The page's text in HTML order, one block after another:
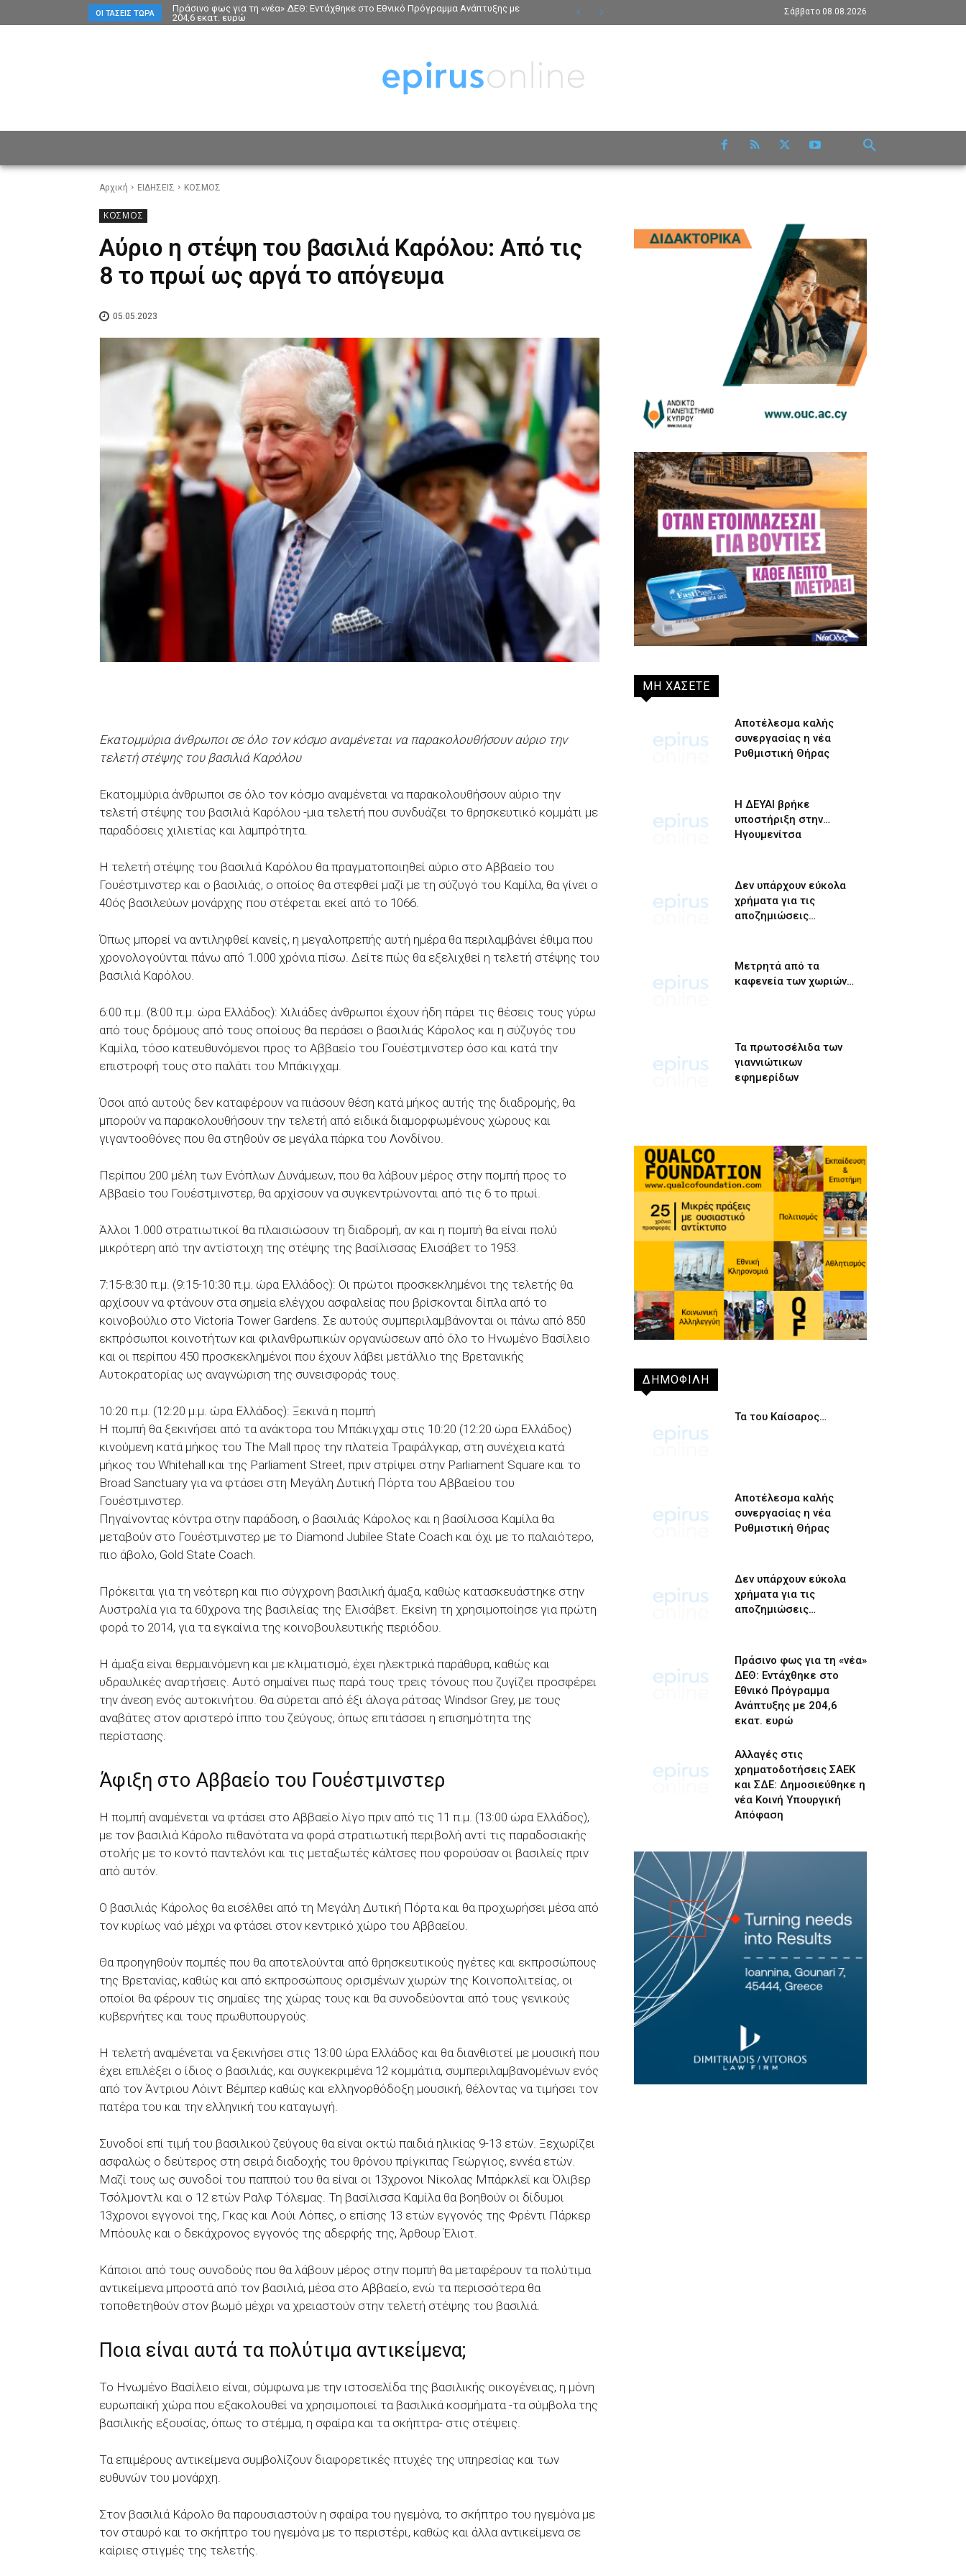
ΟΙ ΤΆΣΕΙΣ ΤΏΡΑ
Πράσινο φως για τη «νέα» ΔΕΘ: Εντάχθηκε στο Εθνικό Πρόγραμμα Ανάπτυξης με
204,6 εκατ. ευρώ
Σάββατο 08.08.2026
Αρχική ΕΙΔΗΣΕΙΣ ΚΟΣΜΟΣ
ΚΟΣΜΟΣ
Αύριο η στέψη του βασιλιά Καρόλου: Από τις
8 το πρωί ως αργά το απόγευμα
05.05.2023
Εκατομμύρια άνθρωποι σε όλο τον κόσμο αναμένεται να παρακολουθήσουν αύριο την
τελετή στέψης του βασιλιά Καρόλου
Εκατομμύρια άνθρωποι σε όλο τον κόσμο αναμένεται να παρακολουθήσουν αύριο την
τελετή στέψης του βασιλιά Καρόλου -μια τελετή που συνδυάζει το θρησκευτικό κομμάτι με
παραδόσεις χιλιετίας και λαμπρότητα.
Η τελετή στέψης του βασιλιά Καρόλου θα πραγματοποιηθεί αύριο στο Αββαείο του
Γουέστμινστερ και ο βασιλιάς, ο οποίος θα στεφθεί μαζί με τη σύζυγό του Καμίλα, θα γίνει ο
40ός βασιλεύων μονάρχης που στέφεται εκεί από το 1066.
Όπως μπορεί να αντιληφθεί κανείς, η μεγαλοπρεπής αυτή ημέρα θα περιλαμβάνει έθιμα που
χρονολογούνται πάνω από 1.000 χρόνια πίσω. Δείτε πώς θα εξελιχθεί η τελετή στέψης του
βασιλιά Καρόλου.
6:00 π.μ. (8:00 π.μ. ώρα Ελλάδος): Χιλιάδες άνθρωποι έχουν ήδη πάρει τις θέσεις τους γύρω
από τους δρόμους από τους οποίους θα περάσει ο βασιλιάς Κάρολος και η σύζυγός του
Καμίλα, τόσο κατευθυνόμενοι προς το Αββαείο του Γουέστμινστερ όσο και κατά την
επιστροφή τους στο παλάτι του Μπάκιγχαμ.
Όσοι από αυτούς δεν καταφέρουν να πιάσουν θέση κατά μήκος αυτής της διαδρομής, θα
μπορούν να παρακολουθήσουν την τελετή από ειδικά διαμορφωμένους χώρους και
γιγαντοοθόνες που θα στηθούν σε μεγάλα πάρκα του Λονδίνου.
Περίπου 200 μέλη των Ενόπλων Δυνάμεων, που θα λάβουν μέρος στην πομπή προς το
Αββαείο του Γουέστμινστερ, θα αρχίσουν να συγκεντρώνονται από τις 6 το πρωί.
Άλλοι 1.000 στρατιωτικοί θα πλαισιώσουν τη διαδρομή, αν και η πομπή θα είναι πολύ
μικρότερη από την αντίστοιχη της στέψης της βασίλισσας Ελισάβετ το 1953.
7:15-8:30 π.μ. (9:15-10:30 π.μ. ώρα Ελλάδος): Οι πρώτοι προσκεκλημένοι της τελετής θα
αρχίσουν να φτάνουν στα σημεία ελέγχου ασφαλείας που βρίσκονται δίπλα από το
κοινοβούλιο στο Victoria Tower Gardens. Σε αυτούς συμπεριλαμβάνονται οι πάνω από 850
εκπρόσωποι κοινοτήτων και φιλανθρωπικών οργανώσεων από όλο το Ηνωμένο Βασίλειο
και οι περίπου 450 προσκεκλημένοι που έχουν λάβει μετάλλιο της Βρετανικής
Αυτοκρατορίας ως αναγνώριση της συνεισφοράς τους.
10:20 π.μ. (12:20 μ.μ. ώρα Ελλάδος): Ξεκινά η πομπή
Η πομπή θα ξεκινήσει από τα ανάκτορα του Μπάκιγχαμ στις 10:20 (12:20 ώρα Ελλάδος)
κινούμενη κατά μήκος του The Mall προς την πλατεία Τραφάλγκαρ, στη συνέχεια κατά
μήκος του Whitehall και της Parliament Street, πριν στρίψει στην Parliament Square και το
Broad Sanctuary για να φτάσει στη Μεγάλη Δυτική Πόρτα του Αββαείου του
Γουέστμινστερ.
Πηγαίνοντας κόντρα στην παράδοση, ο βασιλιάς Κάρολος και η βασίλισσα Καμίλα θα
μεταβούν στο Γουέστμινστερ με το Diamond Jubilee State Coach και όχι με το παλαιότερο,
πιο άβολο, Gold State Coach.
Πρόκειται για τη νεότερη και πιο σύγχρονη βασιλική άμαξα, καθώς κατασκευάστηκε στην
Αυστραλία για τα 60χρονα της βασιλείας της Ελισάβετ. Εκείνη τη χρησιμοποίησε για πρώτη
φορά το 2014, για τα εγκαίνια της κοινοβουλευτικής περιόδου.
Η άμαξα είναι θερμαινόμενη και με κλιματισμό, έχει ηλεκτρικά παράθυρα, καθώς και
υδραυλικές αναρτήσεις. Αυτό σημαίνει πως παρά τους τρεις τόνους που ζυγίζει προσφέρει
την άνεση ενός αυτοκινήτου. Θα σύρεται από έξι άλογα ράτσας Windsor Grey, με τους
αναβάτες στον αριστερό ίππο του ζεύγους, όπως επιτάσσει η επισημότητα της
περίστασης.
Άφιξη στο Αββαείο του Γουέστμινστερ
Η πομπή αναμένεται να φτάσει στο Αββαείο λίγο πριν από τις 11 π.μ. (13:00 ώρα Ελλάδος),
με τον βασιλιά Κάρολο πιθανότατα να φορά στρατιωτική περιβολή αντί τις παραδοσιακής
στολής με το κοντό παντελόνι και τις μεταξωτές κάλτσες που φορούσαν οι βασιλείς πριν
από αυτόν.
Ο βασιλιάς Κάρολος θα εισέλθει από τη Μεγάλη Δυτική Πόρτα και θα προχωρήσει μέσα από
τον κυρίως ναό μέχρι να φτάσει στον κεντρικό χώρο του Αββαείου.
Θα προηγηθούν πομπές που θα αποτελούνται από θρησκευτικούς ηγέτες και εκπροσώπους
της Βρετανίας, καθώς και από εκπροσώπους ορισμένων χωρών της Κοινοπολιτείας, οι
οποίοι θα φέρουν τις σημαίες της χώρας τους και θα συνοδεύονται από τους γενικούς
κυβερνήτες και τους πρωθυπουργούς.
Η τελετή αναμένεται να ξεκινήσει στις 13:00 ώρα Ελλάδος και θα διανθιστεί με μουσική που
έχει επιλέξει ο ίδιος ο βασιλιάς, και συγκεκριμένα 12 κομμάτια, συμπεριλαμβανομένων ενός
από τον Άντριου Λόιντ Βέμπερ καθώς και ελληνορθόδοξη μουσική, θέλοντας να τιμήσει τον
πατέρα του και την ελληνική του καταγωγή.
Συνοδοί επί τιμή του βασιλικού ζεύγους θα είναι οκτώ παιδιά ηλικίας 9-13 ετών. Ξεχωρίζει
ασφαλώς ο δεύτερος στη σειρά διαδοχής του θρόνου πρίγκιπας Γεώργιος, εννέα ετών.
Μαζί τους ως συνοδοί του παππού του θα είναι οι 13χρονοι Νίκολας Μπάρκλεϊ και Όλιβερ
Τσόλμοντλι και ο 12 ετών Ραλφ Τόλεμας. Τη βασίλισσα Καμίλα θα βοηθούν οι δίδυμοι
13χρονοι εγγονοί της, Γκας και Λούι Λόπες, ο επίσης 13 ετών εγγονός της Φρέντι Πάρκερ
Μπόουλς και ο δεκάχρονος εγγονός της αδερφής της, Άρθουρ Έλιοτ.
Κάποιοι από τους συνοδούς που θα λάβουν μέρος στην πομπή θα μεταφέρουν τα πολύτιμα
αντικείμενα μπροστά από τον βασιλιά, μέσα στο Αββαείο, ενώ τα περισσότερα θα
τοποθετηθούν στον βωμό μέχρι να χρειαστούν στην τελετή στέψης του βασιλιά.
Ποια είναι αυτά τα πολύτιμα αντικείμενα;
Το Ηνωμένο Βασίλειο είναι, σύμφωνα με την ιστοσελίδα της βασιλικής οικογένειας, η μόνη
ευρωπαϊκή χώρα που εξακολουθεί να χρησιμοποιεί τα βασιλικά κοσμήματα -τα σύμβολα της
βασιλικής εξουσίας, όπως το στέμμα, η σφαίρα και τα σκήπτρα- στις στέψεις.
Τα επιμέρους αντικείμενα συμβολίζουν διαφορετικές πτυχές της υπηρεσίας και των
ευθυνών του μονάρχη.
Στον βασιλιά Κάρολο θα παρουσιαστούν η σφαίρα του ηγεμόνα, το σκήπτρο του ηγεμόνα με
τον σταυρό και το σκήπτρο του ηγεμόνα με το περιστέρι, καθώς και άλλα αντικείμενα σε
καίριες στιγμές της τελετής.
ΜΗ ΧΑΣΕΤΕ
Αποτέλεσμα καλής
συνεργασίας η νέα
Ρυθμιστική Θήρας
Η ΔΕΥΑΙ βρήκε
υποστήριξη στην…
Ηγουμενίτσα
Δεν υπάρχουν εύκολα
χρήματα για τις
αποζημιώσεις…
Μετρητά από τα
καφενεία των χωριών…
Τα πρωτοσέλιδα των
γιαννιώτικων
εφημερίδων
ΔΗΜΟΦΙΛΗ
Τα του Καίσαρος…
Αποτέλεσμα καλής
συνεργασίας η νέα
Ρυθμιστική Θήρας
Δεν υπάρχουν εύκολα
χρήματα για τις
αποζημιώσεις…
Πράσινο φως για τη «νέα»
ΔΕΘ: Εντάχθηκε στο
Εθνικό Πρόγραμμα
Ανάπτυξης με 204,6
εκατ. ευρώ
Αλλαγές στις
χρηματοδοτήσεις ΣΑΕΚ
και ΣΔΕ: Δημοσιεύθηκε η
νέα Κοινή Υπουργική
Απόφαση